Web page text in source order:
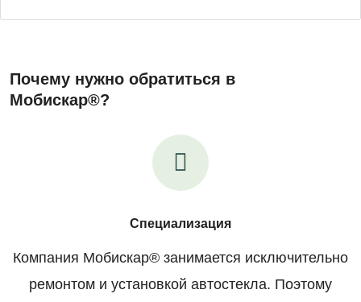
Почему нужно обратиться в
Мобискар®?
Специализация
Компания Мобискар® занимается исключительно
ремонтом и установкой автостекла. Поэтому